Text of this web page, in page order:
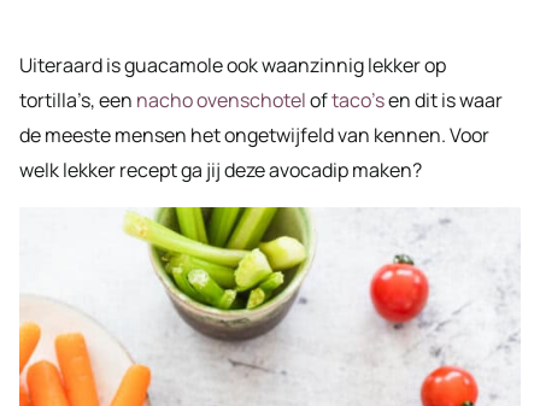
Uiteraard is guacamole ook waanzinnig lekker op
tortilla’s, een nacho ovenschoteloftaco’sen dit is waar
de meeste mensen het ongetwijfeld van kennen. Voor
welk lekker recept ga jij deze avocadip maken?